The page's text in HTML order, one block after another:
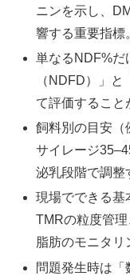
ニンを示し、
響する重要指標
単なるNDF%だ
（NDFD）」
て評価すること
飼料別の目安（
サイレージ
泌乳段階で調整
現場でできる基
TMRの粒度管
脂肪のモニタリ
問題発生時は